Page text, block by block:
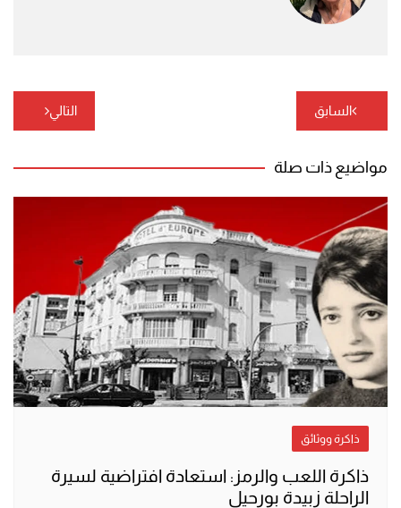
تصفّح
المقالات
السابق التالي
مواضيع ذات صلة
ذاكرة ووثائق
ذاكرة اللعب والرمز: استعادة افتراضية لسيرة
الراحلة زبيدة بورحيل